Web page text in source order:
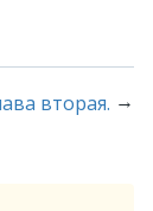
вторая. →